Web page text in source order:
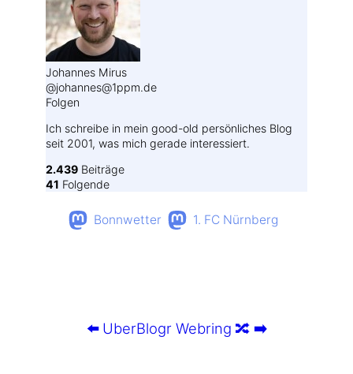
Johannes Mirus
@johannes@1ppm.de
Folgen
Ich schreibe in mein good-old persönliches Blog
seit 2001, was mich gerade interessiert.
2.439 Beiträge
41 Folgende
Bonnwetter 1. FC Nürnberg
⬅️ UberBlogr Webring 🔀 ➡️